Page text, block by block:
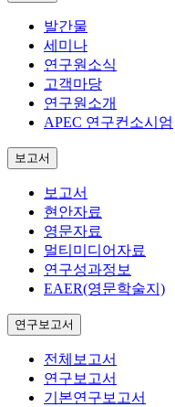
발간물
세미나
연구원소식
고객마당
연구원소개
APEC 연구컨소시엄
보고서
보고서
현안자료
영문자료
멀티미디어자료
연구성과정보
EAER(영문학술지)
연구보고서
전체보고서
연구보고서
기본연구보고서